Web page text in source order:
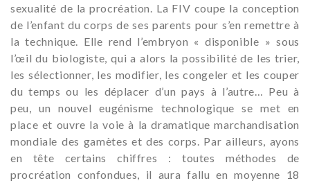
sexualité de la procréation. La FIV coupe la conception
de l’enfant du corps de ses parents pour s’en remettre à
la technique. Elle rend l’embryon « disponible » sous
l’œil du biologiste, qui a alors la possibilité de les trier,
les sélectionner, les modifier, les congeler et les couper
du temps ou les déplacer d’un pays à l’autre… Peu à
peu, un nouvel eugénisme technologique se met en
place et ouvre la voie à la dramatique marchandisation
mondiale des gamètes et des corps. Par ailleurs, ayons
en tête certains chiffres : toutes méthodes de
procréation confondues, il aura fallu en moyenne 18